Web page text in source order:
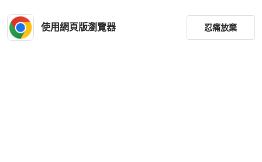
使用網頁版瀏覽器 忍痛放棄